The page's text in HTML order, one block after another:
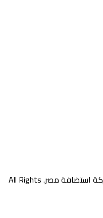
Copyright © 2026 EgyHosting - شركة استضافة مصر. All Rights